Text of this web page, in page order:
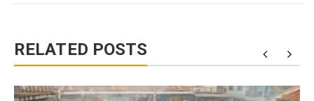
RELATED POSTS